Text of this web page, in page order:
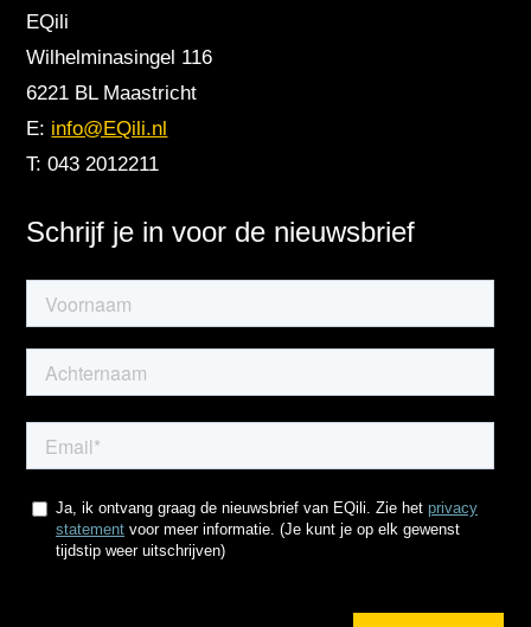
EQili
Wilhelminasingel 116
6221 BL Maastricht
E: info@EQili.nl
T: 043 2012211
Schrijf je in voor de nieuwsbrief